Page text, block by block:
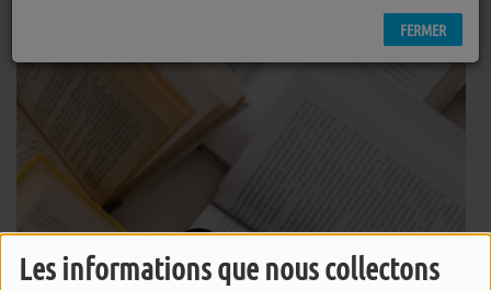
Les informations que nous collectons
FERMER